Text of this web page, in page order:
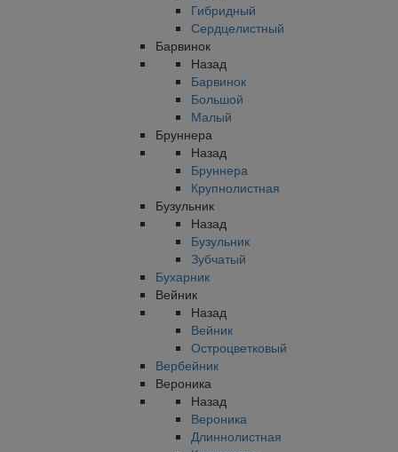
Гибридный
Сердцелистный
Барвинок
Назад
Барвинок
Большой
Малый
Бруннера
Назад
Бруннера
Крупнолистная
Бузульник
Назад
Бузульник
Зубчатый
Бухарник
Вейник
Назад
Вейник
Остроцветковый
Вербейник
Вероника
Назад
Вероника
Длиннолистная